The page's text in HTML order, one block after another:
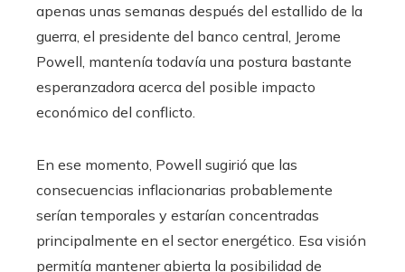
apenas unas semanas después del estallido de la
guerra, el presidente del banco central, Jerome
Powell, mantenía todavía una postura bastante
esperanzadora acerca del posible impacto
económico del conflicto.
En ese momento, Powell sugirió que las
consecuencias inflacionarias probablemente
serían temporales y estarían concentradas
principalmente en el sector energético. Esa visión
permitía mantener abierta la posibilidad de